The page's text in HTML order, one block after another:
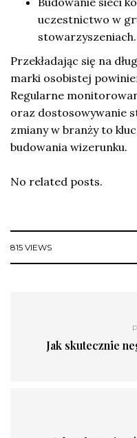
uczestnictwo w
stowarzyszeniach.
Przekładając się na
marki osobistej
Regularne
oraz dostosowywanie
zmiany w branży to
budowania wizerunku.
No related posts.
815 VIEWS
Jak skutecznie